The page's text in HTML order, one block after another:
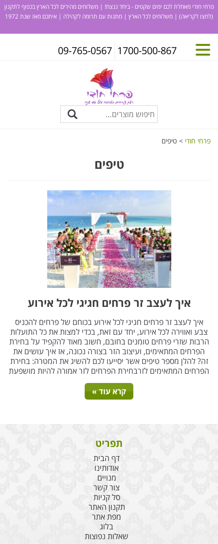
פרחי חודי מאחלת לכם ימים שקטים - ביחד ננצח! | משלוחים מהירים לכל הארץ בכפוף לתקנון
(לחצו לקריאה) | משלוחים לכל הארץ | מתנות עם תרומה לקהילה | איתכם מאז שנת 1972
1700-500-867
09-765-0567
פרחי חודי > טיפים
טיפים
איך לעצב זר פרחים חגיגי לכל אירוע
איך לעצב זר פרחים חגיגי לכל אירוע בכוחם של פרחים להכניס
צבע ואווירה לכל אירוע, יחד עם זאת, בכדי למצות את כל התועלות
הרבות שזרי פרחים טומנים בחובם, חשוב מאוד להקפיד על בחירת
הפרחים המתאימים, ועיצוב הזר בצורה נכונה, אז איך עושים את
זה? להלן מספר טיפים אשר יסייעו לכם להשיג את המטרה: בחירת
הפרחים המתאימים לזרבחירת הפרחים לזר אמורה להיות מושפעת
קרא עוד »
תפריט
דף הבית
אודותינו
מנויים
צור קשר
סל קניות
תקנון האתר
מפת אתר
בלוג
שאלות נפוצות